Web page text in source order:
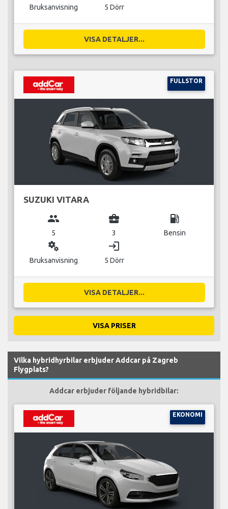
Bruksanvisning 5 Dörr
VISA DETALJER...
FULLSTOR
SUZUKI VITARA
group
5
business_center
3
local_gas_station
Bensin
miscellaneous_services
Bruksanvisning
login
5 Dörr
VISA DETALJER...
VISA PRISER
Vilka hybridhyrbilar erbjuder Addcar på Zagreb
Flygplats?
Addcar erbjuder följande hybridbilar:
EKONOMI